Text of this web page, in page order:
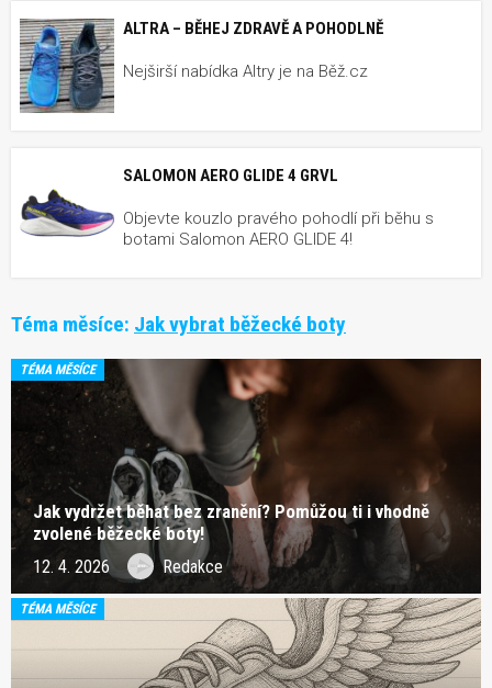
ALTRA – BĚHEJ ZDRAVĚ A POHODLNĚ
Nejširší nabídka Altry je na Běž.cz
SALOMON AERO GLIDE 4 GRVL
Objevte kouzlo pravého pohodlí při běhu s
botami Salomon AERO GLIDE 4!
Téma měsíce: Jak vybrat běžecké boty
TÉMA MĚSÍCE
Jak vydržet běhat bez zranění? Pomůžou ti i vhodně
zvolené běžecké boty!
12. 4. 2026 Redakce
TÉMA MĚSÍCE